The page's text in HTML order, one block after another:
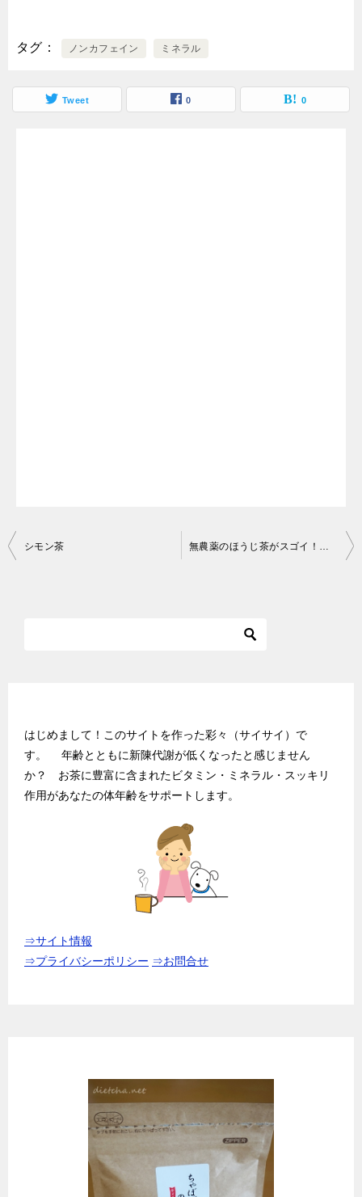
タグ ノンカフェイン ミネラル
Tweet 0 0
投
シモン茶 無農薬のほうじ茶がスゴイ！岐阜県産ほうじ茶レビュー
はじめまして！このサイトを作った彩々（サイサイ）で
す。 年齢とともに新陳代謝が低くなったと感じません
か？ お茶に豊富に含まれたビタミン・ミネラル・スッキリ
作用があなたの体年齢をサポートします。
⇒サイト情報
⇒プライバシーポリシー ⇒お問合せ